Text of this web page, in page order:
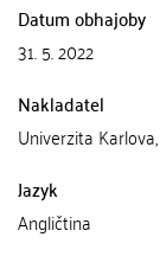
Datum obhajoby
31. 5. 2022
Nakladatel
Univerzita
Jazyk
Angličtina